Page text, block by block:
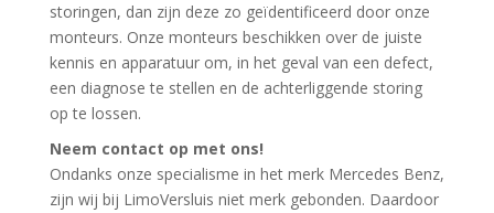
storingen, dan zijn deze zo geïdentificeerd door onze
monteurs. Onze monteurs beschikken over de juiste
kennis en apparatuur om, in het geval van een defect,
een diagnose te stellen en de achterliggende storing
op te lossen.
Neem contact op met ons!
Ondanks onze specialisme in het merk Mercedes Benz,
zijn wij bij LimoVersluis niet merk gebonden. Daardoor